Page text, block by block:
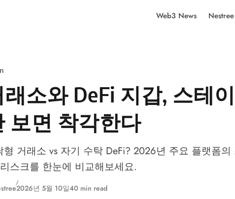
Web3 News
래소와 DeFi 지갑, 스테
보면 착각한다
형 거래소 vs 자기 수탁 DeFi? 2026년 주요 플랫폼의
스크를 한눈에 비교해보세요.
2026년 5월 10일40 min read